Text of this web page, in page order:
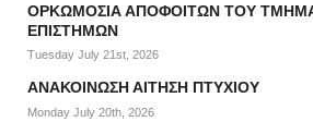
ΟΡΚΩΜΟΣΙΑ ΑΠΟΦΟΙΤΩΝ ΤΟΥ
ΕΠΙΣΤΗΜΩΝ
Tuesday July 21st, 2026
ΑΝΑΚΟΙΝΩΣΗ ΑΙΤΗΣΗ ΠΤΥΧΙΟΥ
Monday July 20th, 2026